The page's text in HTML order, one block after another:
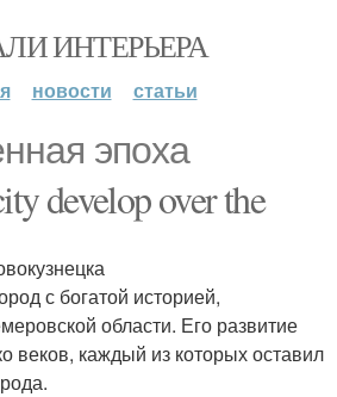
ИНТЕРЬЕРА
новости статьи
эпоха
develop over the
с богатой историей,
области. Его развитие
веков, каждый из которых оставил